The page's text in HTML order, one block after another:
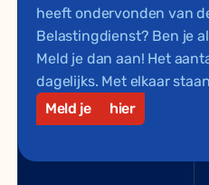
heeft ondervonden van
Belastingdienst? Ben je
Meld je dan aan! Het
dagelijks. Met elkaar
Meld je
hier